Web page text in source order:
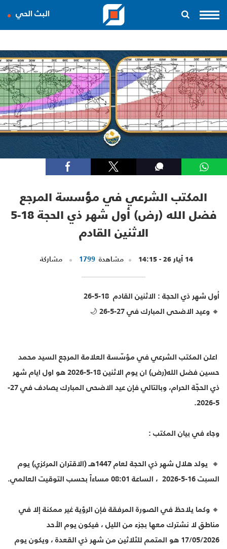
البث الحي
المكتب الشرعي في مؤسسة المرجع
فضل الله (رض) أول شهر ذي الحجة 18-5
الاثنين القادم
14 أيار 26 - 14:15 مشاهدة 1799 مشاركة
أول شهر ذي الحجة : الاثنين القادم 18-5-26
🔸 وعيد الاضحى المبارك في 27-5-26 🌙
اعلن المكتب الشرعي في مؤسّسة العلامة المرجع السيد محمد
حسين فضل الله(رض) ان يوم الاثنين 18-5-2026 هو اول ايام شهر
ذي الحجّة الحرام، وبالتالي فإن عيد الاضحى المبارك يصادف في 27-
5-2026.
وجاء في بيان المكتب :
🔸 يولد هلال شهر ذي الحجة لعام 1447هـ (الاقتران المركزي) يوم
السبت 16-5-2026 ، الساعة 08:01 مساءاً بحسب التوقيت العالمي.
🔸 وكما يلاحظ في الصورة المرفقة فإن الرؤية غير ممكنة إلا في
مناطق لا نشترك معها بجزء من الليل ، فيكون يوم الأحد
17/05/2026 هو المتمم للثلاثين من شهر ذي القعدة ، ويكون يوم